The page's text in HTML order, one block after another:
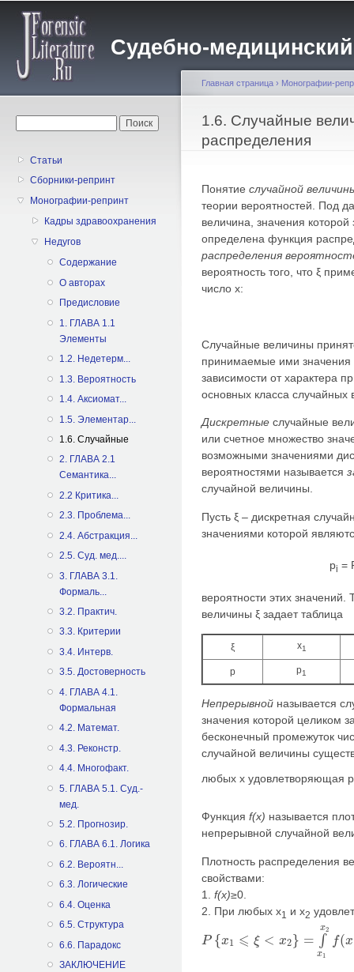
Судебно-
Статьи
Сборники-репринт
Монографии-репринт
Кадры здравоохранения
Недугов
Содержание
О авторах
Предисловие
1. ГЛАВА 1.1
Элементы
1.2. Недетерм...
1.3. Вероятность
1.4. Аксиомат...
1.5. Элементар...
1.6. Случайные
2. ГЛАВА 2.1
Семантика...
2.2 Критика...
2.3. Проблема...
2.4. Абстракция...
2.5. Суд. мед....
3. ГЛАВА 3.1.
Формаль...
3.2. Практич.
3.3. Критерии
3.4. Интерв.
3.5. Достоверность
4. ГЛАВА 4.1.
Формальная
4.2. Математ.
4.3. Реконстр.
4.4. Многофакт.
5. ГЛАВА 5.1. Суд.-
мед.
5.2. Прогнозир.
6. ГЛАВА 6.1. Логика
6.2. Вероятн...
6.3. Логические
6.4. Оценка
6.5. Структура
6.6. Парадокс
ЗАКЛЮЧЕНИЕ
Вы здесь
Главная страница › Монографии-
1.6. Случайные
распределения
Понятие случайной
теории вероятностей. Под
величина, значения которой
определена функция
распределения
вероятность того, что ξ
число х:
Случайные величины
принимаемые ими значения
зависимости от характера
основных класса
Дискретные случайные
или счетное множество
возможными значениями
вероятностями называется
случайной величины.
Пусть ξ – дискретная
значениями которой
pi =
вероятности этих значений.
величины ξ задает таблица
ξ x1
p p1
Непрерывной называется
значения которой целиком
бесконечный промежуток
случайной величины
любых х удовлетворяющая
Функция f(x) называется
непрерывной случайной
Плотность распределения
свойствами:
1. f(x)≥0.
2. При любых x1 и x2
P {x1 ⩽ ξ < x2} = ∫
x1
x2
f(x
P{x1 ⩽ξ x2 =∫ 1x 2f(x) d